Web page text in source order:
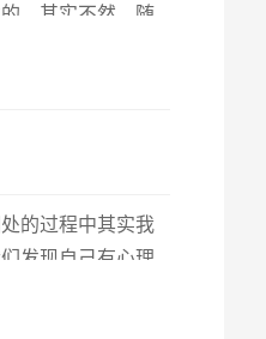
。其实不然，随
的过程中其实我
发现自己有心理